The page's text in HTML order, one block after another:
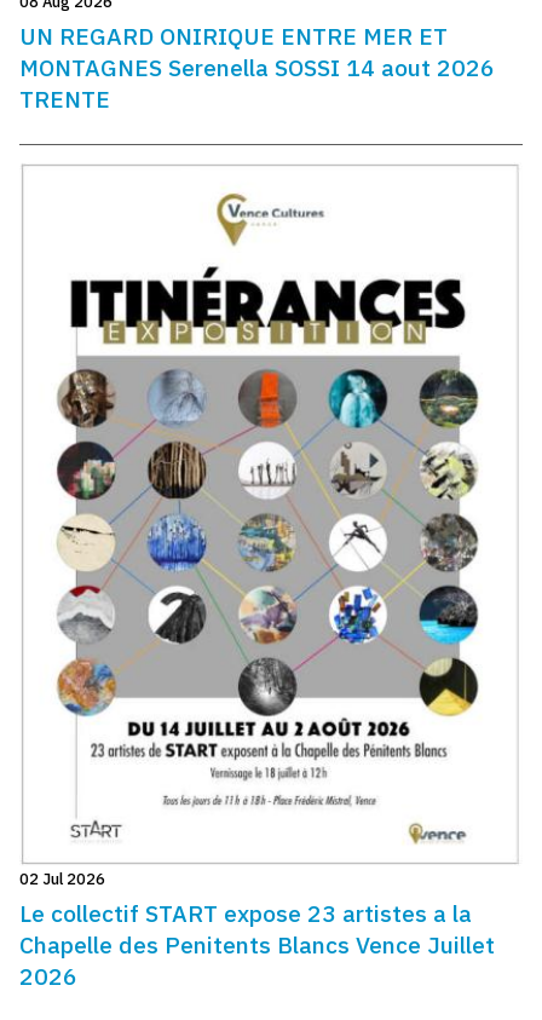
UN REGARD ONIRIQUE ENTRE MER ET
MONTAGNES Serenella SOSSI 14 aout 2026
TRENTE
02 Jul 2026
Le collectif START expose 23 artistes a la
Chapelle des Penitents Blancs Vence Juillet
2026